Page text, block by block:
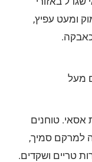
ומעט עפיץ,
אסאי. טוחנים
למרקם סמיך,
טריים ושקדים.